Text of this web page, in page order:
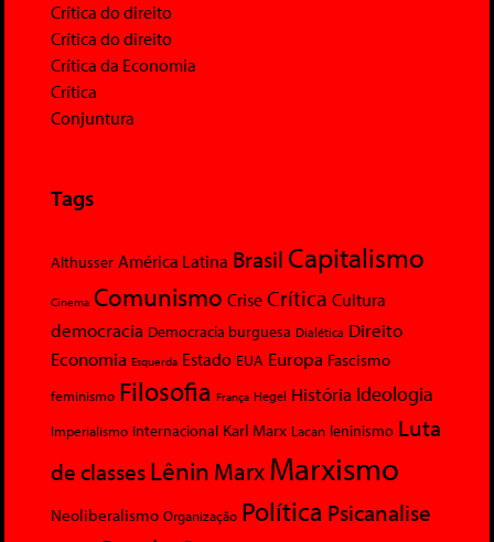
Crítica do direito
Crítica do direito
Crítica da Economia
Crítica
Conjuntura
Tags
Althusser América Latina Brasil Capitalismo
Cinema Comunismo Crise Crítica Cultura
democracia Democracia burguesa Dialética Direito
Economia Esquerda Estado EUA Europa Fascismo
feminismo Filosofia França Hegel História Ideologia
Imperialismo Internacional Karl Marx Lacan leninismo Luta
de classesLênin MarxMarxismo
Neoliberalismo Organização Política Psicanalise